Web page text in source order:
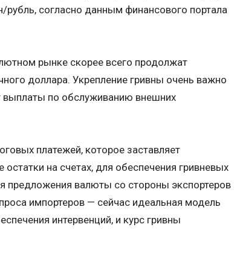
согласно данным финансового портала
рынке скорее всего продолжат
доллара. Укрепление гривны очень важно
выплаты по обслуживанию внешних
платежей, которое заставляет
на счетах, для обеспечения гривневых
предложения валюты со стороны экспортеров
импортеров — сейчас идеальная модель
интервенций, и курс гривны